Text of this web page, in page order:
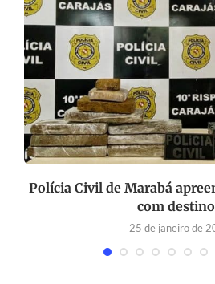
Polícia Civil de Marabá
com
25 de janeiro de